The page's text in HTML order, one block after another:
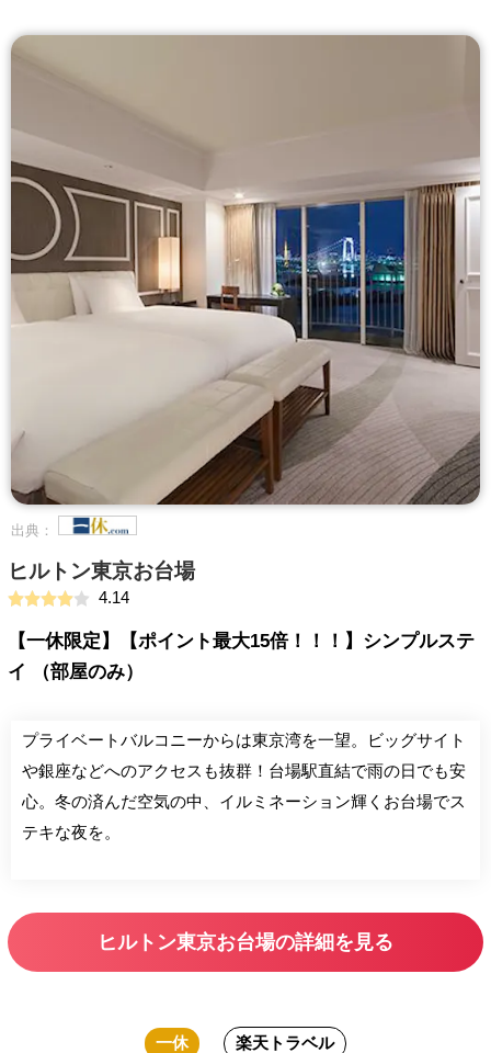
出典：
ヒルトン東京お台場
4.14
【一休限定】【ポイント最大15倍！！！】シンプルステ
イ （部屋のみ）
プライベートバルコニーからは東京湾を一望。ビッグサイト
や銀座などへのアクセスも抜群！台場駅直結で雨の日でも安
心。冬の済んだ空気の中、イルミネーション輝くお台場でス
テキな夜を。
ヒルトン東京お台場の詳細を見る
一休 楽天トラベル